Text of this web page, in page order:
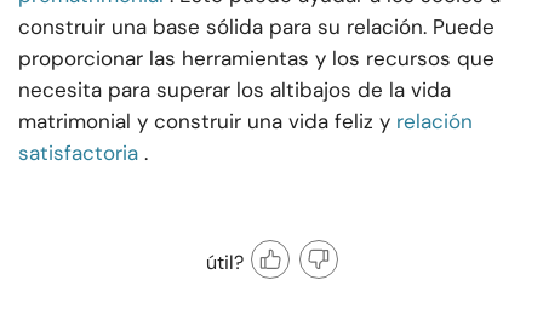
construir una base sólida para su relación. Puede
proporcionar las herramientas y los recursos que
necesita para superar los altibajos de la vida
matrimonial y construir una vida feliz y relación
satisfactoria .
útil?